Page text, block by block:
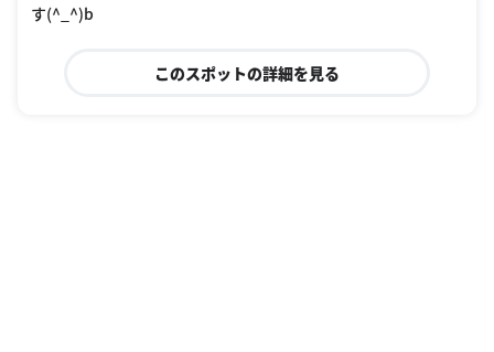
す(^_^)b
このスポットの詳細を見る